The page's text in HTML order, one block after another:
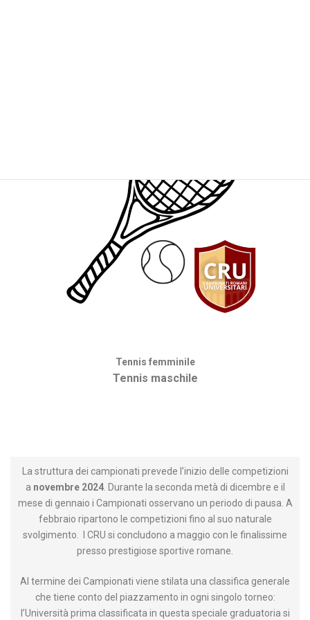
Tennis femminile
Tennis maschile
La struttura dei campionati prevede l’inizio delle competizioni
a novembre 2024. Durante la seconda metà di dicembre e il
mese di gennaio i Campionati osservano un periodo di pausa. A
febbraio ripartono le competizioni fino al suo naturale
svolgimento. I CRU si concludono a maggio con le finalissime
presso prestigiose sportive romane.
Al termine dei Campionati viene stilata una classifica generale
che tiene conto del piazzamento in ogni singolo torneo:
l’Università prima classificata in questa speciale graduatoria si